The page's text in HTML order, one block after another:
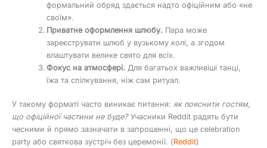
формальний обряд здається надто офіційним або «не
своїм».
Приватне оформлення шлюбу. Пара може
зареєструвати шлюб у вузькому колі, а згодом
влаштувати велике свято для всіх.
Фокус на атмосфері. Для багатьох важливіші танці,
їжа та спілкування, ніж сам ритуал.
У такому форматі часто виникає питання: як пояснити гостям,
що офіційної частини не буде?Учасники Reddit радять бути
чесними й прямо зазначати в запрошенні, що це celebration
party або святкова зустріч без церемонії. (Reddit)